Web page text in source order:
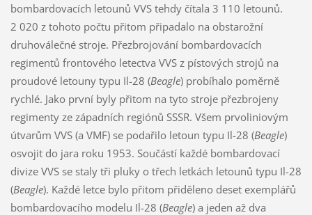
bombardovacích letounů VVS tehdy čítala 3 110 letounů.
2 020 z tohoto počtu přitom připadalo na obstarožní
druhoválečné stroje. Přezbrojování bombardovacích
regimentů frontového letectva VVS z pístových strojů na
proudové letouny typu Il-28 (Beagle) probíhalo poměrně
rychlé. Jako první byly přitom na tyto stroje přezbrojeny
regimenty ze západních regiónů SSSR. Všem prvoliniovým
útvarům VVS (a VMF) se podařilo letoun typu Il-28 (Beagle)
osvojit do jara roku 1953. Součástí každé bombardovací
divize VVS se staly tři pluky o třech letkách letounů typu Il-28
(Beagle). Každé letce bylo přitom přiděleno deset exemplářů
bombardovacího modelu Il-28 (Beagle) a jeden až dva